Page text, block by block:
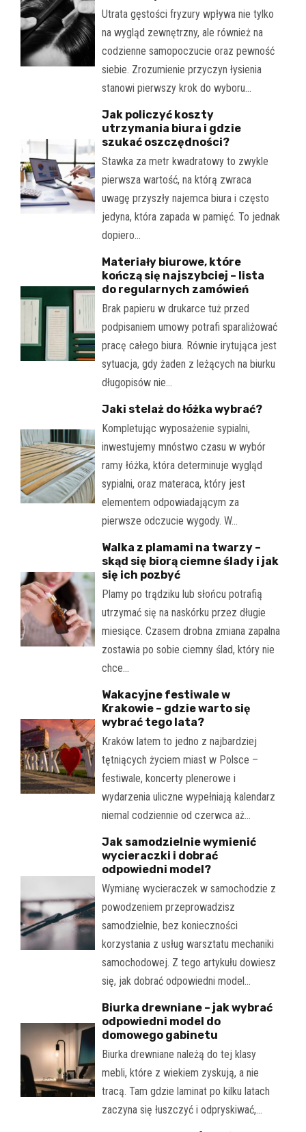
Utrata gęstości fryzury wpływa nie tylko
na wygląd zewnętrzny, ale również na
codzienne samopoczucie oraz pewność
siebie. Zrozumienie przyczyn łysienia
stanowi pierwszy krok do wyboru…
Jak policzyć koszty
utrzymania biura i gdzie
szukać oszczędności?
Stawka za metr kwadratowy to zwykle
pierwsza wartość, na którą zwraca
uwagę przyszły najemca biura i często
jedyna, która zapada w pamięć. To jednak
dopiero…
Materiały biurowe, które
kończą się najszybciej – lista
do regularnych zamówień
Brak papieru w drukarce tuż przed
podpisaniem umowy potrafi sparaliżować
pracę całego biura. Równie irytująca jest
sytuacja, gdy żaden z leżących na biurku
długopisów nie…
Jaki stelaż do łóżka wybrać?
Kompletując wyposażenie sypialni,
inwestujemy mnóstwo czasu w wybór
ramy łóżka, która determinuje wygląd
sypialni, oraz materaca, który jest
elementem odpowiadającym za
pierwsze odczucie wygody. W…
Walka z plamami na twarzy –
skąd się biorą ciemne ślady i jak
się ich pozbyć
Plamy po trądziku lub słońcu potrafią
utrzymać się na naskórku przez długie
miesiące. Czasem drobna zmiana zapalna
zostawia po sobie ciemny ślad, który nie
chce…
Wakacyjne festiwale w
Krakowie – gdzie warto się
wybrać tego lata?
Kraków latem to jedno z najbardziej
tętniących życiem miast w Polsce –
festiwale, koncerty plenerowe i
wydarzenia uliczne wypełniają kalendarz
niemal codziennie od czerwca aż…
Jak samodzielnie wymienić
wycieraczki i dobrać
odpowiedni model?
Wymianę wycieraczek w samochodzie z
powodzeniem przeprowadzisz
samodzielnie, bez konieczności
korzystania z usług warsztatu mechaniki
samochodowej. Z tego artykułu dowiesz
się, jak dobrać odpowiedni model…
Biurka drewniane – jak wybrać
odpowiedni model do
domowego gabinetu
Biurka drewniane należą do tej klasy
mebli, które z wiekiem zyskują, a nie
tracą. Tam gdzie laminat po kilku latach
zaczyna się łuszczyć i odpryskiwać,…